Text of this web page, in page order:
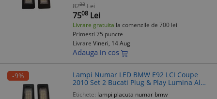
8222 Lei
7508 Lei
Livrare gratuita la comenzile de 700 lei
Primesti 75 puncte
Livrare Vineri, 14 Aug
Adauga in cos
-9%
Lampi Numar LED BMW E92 LCI Coupe
2010 Set 2 Bucati Plug & Play Lumina Alba
Rece
Etichete: lampi placuta numar bmw